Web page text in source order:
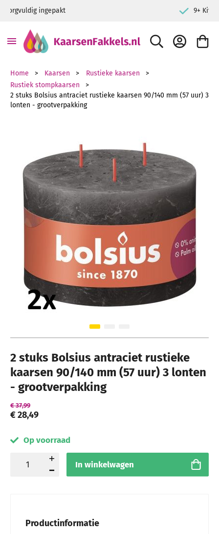
ZOEK ACCOUNT
Home Kaarsen
Rustieke kaarsen
Rustiek stompkaarsen
2 stuks Bolsius antraciet rustieke kaarsen 90/140 mm (57 uur) 3
lonten - grootverpakking
Ga naar het einde van de afbeeldingen-gallerij
Ga naar het begin van de afbeeldingen-gallerij
2 stuks Bolsius antraciet rustieke
kaarsen 90/140 mm (57 uur) 3 lonten
- grootverpakking
€ 28,49
€ 37,99
Op voorraad
In winkelwagen
Productinformatie